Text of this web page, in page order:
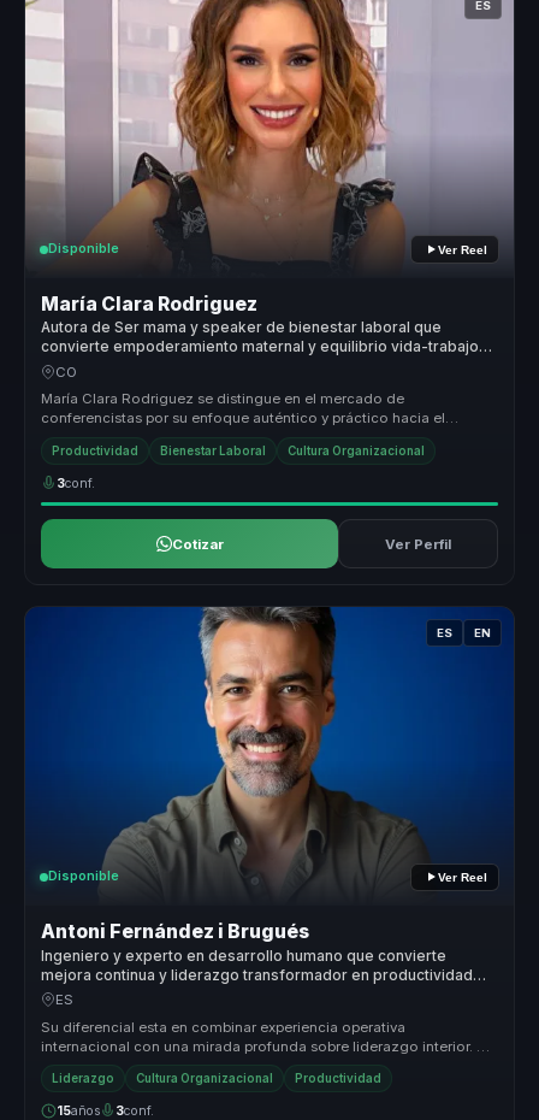
ES
Disponible Ver Reel
María Clara Rodriguez
Autora de Ser mama y speaker de bienestar laboral que
convierte empoderamiento maternal y equilibrio vida-trabajo
en resiliencia para equipos.
CO
María Clara Rodriguez se distingue en el mercado de
conferencistas por su enfoque auténtico y práctico hacia el
empoderamiento maternal. ...
Productividad Bienestar Laboral Cultura Organizacional
3conf.
Cotizar Ver Perfil
ES EN
Disponible Ver Reel
Antoni Fernández i Brugués
Ingeniero y experto en desarrollo humano que convierte
mejora continua y liderazgo transformador en productividad
sostenible para líderes y equipos.
ES
Su diferencial esta en combinar experiencia operativa
internacional con una mirada profunda sobre liderazgo interior. No
habla de proposi...
Liderazgo Cultura Organizacional Productividad
15años 3conf.